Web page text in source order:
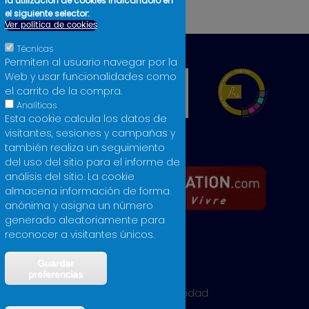
Licores
Política de privacidad
el siguiente selector:
Ver política de cookies
Técnicas
Permiten al usuario navegar por la
Web y usar funcionalidades como
el carrito de la compra.
Analíticas
Esta cookie calcula los datos de
visitantes, sesiones y campañas y
también realiza un seguimiento
del uso del sitio para el informe de
análisis del sitio. La cookie
almacena información de forma
anónima y asigna un número
generado aleatoriamente para
reconocer a visitantes únicos.
preferencias